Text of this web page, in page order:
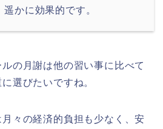
かに効果的です。
の月謝は他の習い事に比べて
選びたいですね。
月々の経済的負担も少なく、安